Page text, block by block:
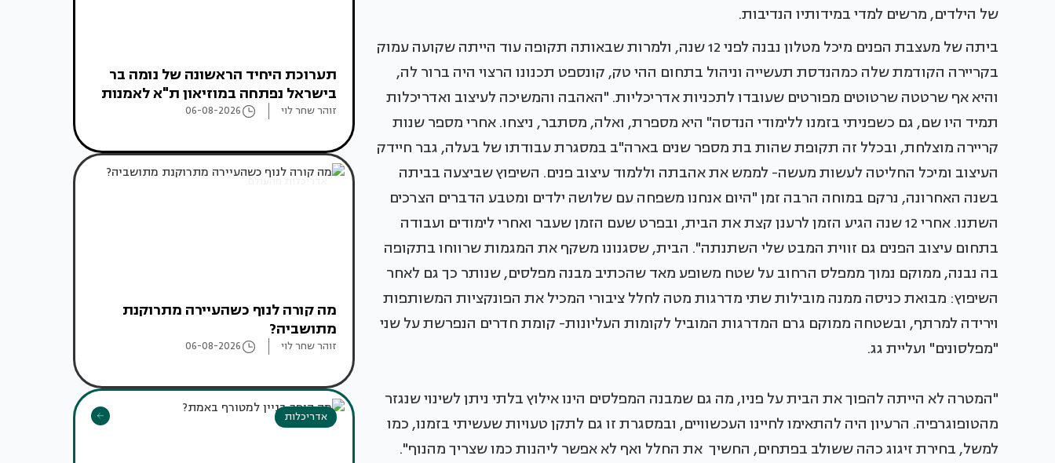
של הילדים, מרשים למדי במידותיו הנדיבות.
ביתה של מעצבת הפנים מיכל מטלון נבנה לפני 12 שנה, ולמרות שבאותה תקופה עוד הייתה שקועה עמוק
בקריירה הקודמת שלה כמהנדסת תעשייה וניהול בתחום ההי טק, קונספט תכנונו הרצוי היה ברור לה,
והיא אף שרטטה שרטוטים מפורטים שעובדו לתכניות אדריכליות. "האהבה והמשיכה לעיצוב ואדריכלות
תמיד היו שם, גם כשפניתי בזמנו ללימודי הנדסה" היא מספרת, ואלה, מסתבר, ניצחו. אחרי מספר שנות
קריירה מוצלחת, ובכלל זה תקופת שהות בת מספר שנים בארה"ב במסגרת עבודתו של בעלה, גבר חיידק
העיצוב ומיכל החליטה לעשות מעשה- לממש את אהבתה וללמוד עיצוב פנים. השיפוץ שביצעה בביתה
בשנה האחרונה, נרקם במוחה הרבה זמן "היום אנחנו משפחה עם שלושה ילדים ומטבע הדברים הצרכים
השתנו. אחרי 12 שנה הגיע הזמן לרענן קצת את הבית, ובפרט שעם הזמן שעבר ואחרי לימודים ועבודה
בתחום עיצוב הפנים גם זווית המבט שלי השתנתה". הבית, שסגנונו משקף את המגמות שרווחו בתקופה
בה נבנה, ממוקם נמוך ממפלס הרחוב על שטח משופע מאד שהכתיב מבנה מפלסים, שנותר כך גם לאחר
השיפוץ: מבואת כניסה ממנה מובילות שתי מדרגות מטה לחלל ציבורי המכיל את הפונקציות המשותפות
וירידה למרתף, ובשטחה ממוקם גרם המדרגות המוביל לקומות העליונות- קומת חדרים הנפרשת על שני
"מפלסונים" ועליית גג.
"המטרה לא הייתה להפוך את הבית על פניו, מה גם שמבנה המפלסים הינו אילוץ בלתי ניתן לשינוי שנגזר
מהטופוגרפיה. הרעיון היה להתאימו לחיינו העכשוויים, ובמסגרת זו גם לתקן טעויות שעשיתי בזמנו, כמו
למשל, בחירת זיגוג כהה ששולב בפתחים, החשיך את החלל ואף לא אפשר ליהנות כמו שצריך מהנוף".
תערוכת היחיד הראשונה של נומה בר
בישראל נפתחה במוזיאון ת"א לאמנות
זוהר שחר לוי 06-08-2026
אדריכלות מהעולם
מה קורה לנוף כשהעיירה מתרוקנת
מתושביה?
זוהר שחר לוי 06-08-2026
אדריכלות